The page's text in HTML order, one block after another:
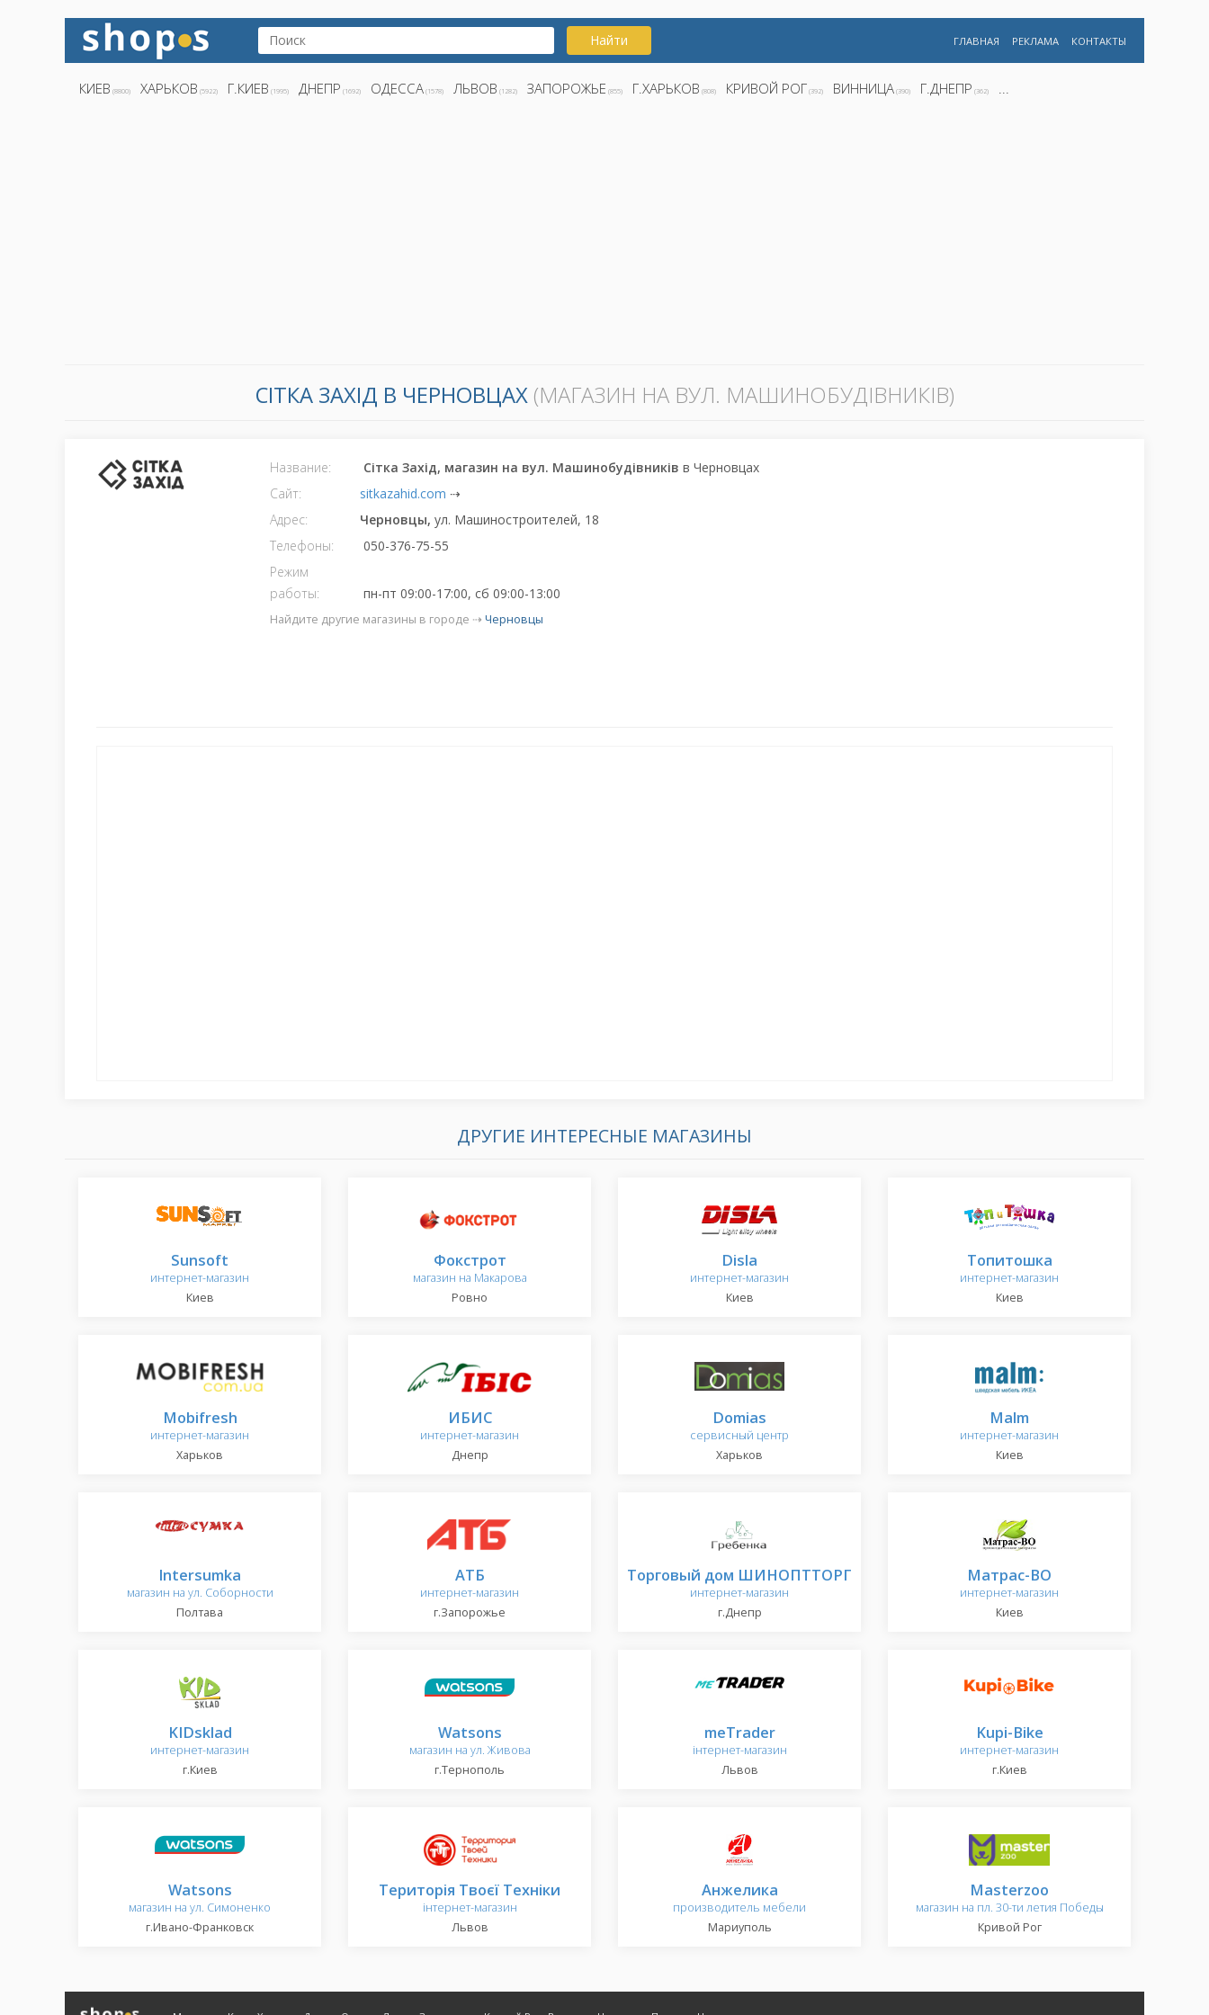
Найти ГЛАВНАЯ РЕКЛАМА КОНТАКТЫ
КИЕВ (8800) ХАРЬКОВ (5922) Г.КИЕВ (1995) ДНЕПР (1692) ОДЕССА (1578) ЛЬВОВ (1282) ЗАПОРОЖЬЕ (855) Г.ХАРЬКОВ (808) КРИВОЙ РОГ (392) ВИННИЦА (390) Г.ДНЕПР (362) ...
СІТКА ЗАХІД В ЧЕРНОВЦАХ(МАГАЗИН НА ВУЛ. МАШИНОБУДІВНИКІВ)
Название: Сітка Захід, магазин на вул. Машинобудівників в Черновцах
Сайт:
sitkazahid.com ⇢
Адрес:
Черновцы,ул. Машиностроителей, 18
Телефоны:
050-376-75-55
Режим
работы:
пн-пт 09:00-17:00, сб 09:00-13:00
Найдите другие магазины в городе ⇢Черновцы
ДРУГИЕ ИНТЕРЕСНЫЕ МАГАЗИНЫ
Sunsoft
интернет-магазин
Киев
Фокстрот
магазин на Макарова
Ровно
Disla
интернет-магазин
Киев
Топитошка
интернет-магазин
Киев
Mobifresh
интернет-магазин
Харьков
ИБИС
интернет-магазин
Днепр
Domias
сервисный центр
Харьков
Malm
интернет-магазин
Киев
Intersumka
магазин на ул. Соборности
Полтава
АТБ
интернет-магазин
г.Запорожье
Торговый дом ШИНОПТТОРГ
интернет-магазин
г.Днепр
Матрас-ВО
интернет-магазин
Киев
KIDsklad
интернет-магазин
г.Киев
Watsons
магазин на ул. Живова
г.Тернополь
meTrader
інтернет-магазин
Львов
Kupi-Bike
интернет-магазин
г.Киев
Watsons
магазин на ул. Симоненко
г.Ивано-Франковск
Територія Твоєї Техніки
інтернет-магазин
Львов
Анжелика
производитель мебели
Мариуполь
Masterzoo
магазин на пл. 30-ти летия Победы
Кривой Рог